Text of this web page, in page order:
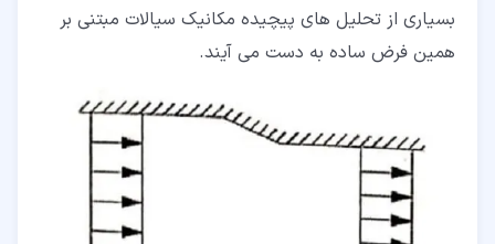
بسیاری از تحلیل های پیچیده مکانیک سیالات مبتنی بر
همین فرض ساده به دست می آیند.